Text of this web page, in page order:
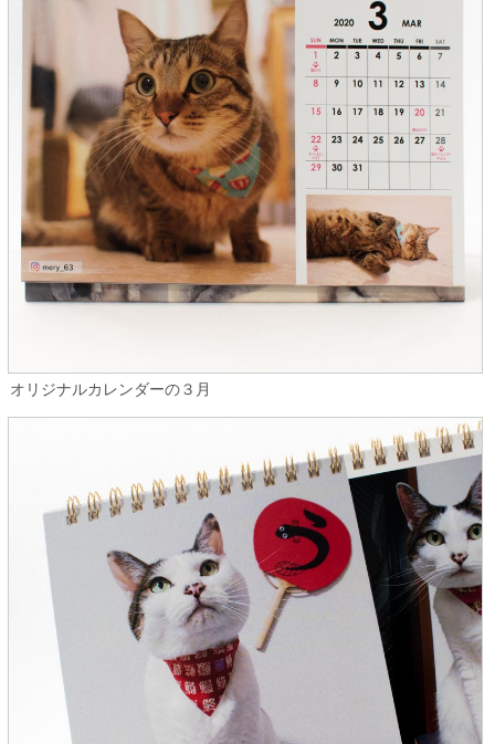
オリジナルカレンダーの３月